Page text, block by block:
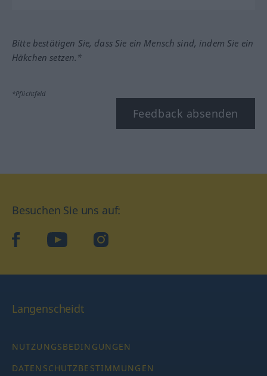
Bitte bestätigen Sie, dass Sie ein Mensch sind, indem Sie ein
Häkchen setzen.*
*Pflichtfeld
Feedback absenden
Besuchen Sie uns auf:
facebookYouTube Instagram
Langenscheidt
NUTZUNGSBEDINGUNGEN
DATENSCHUTZBESTIMMUNGEN